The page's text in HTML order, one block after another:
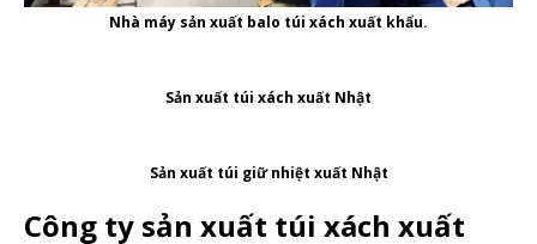
Nhà máy sản xuất balo túi xách xuất khẩu.
Sản xuất túi xách xuất Nhật
Sản xuất túi giữ nhiệt xuất Nhật
Công ty sản xuất túi xách xuất